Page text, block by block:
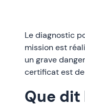
Le diagnostic
mission est
un grave
certificat est de
Que dit